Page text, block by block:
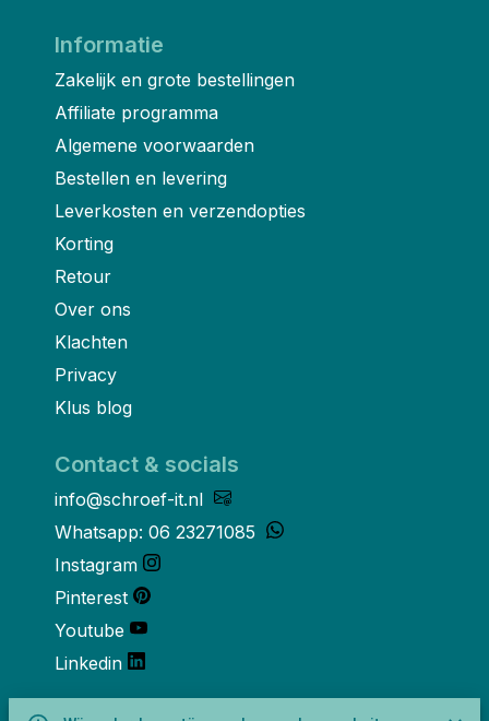
Informatie
Zakelijk en grote bestellingen
Affiliate programma
Algemene voorwaarden
Bestellen en levering
Leverkosten en verzendopties
Korting
Retour
Over ons
Klachten
Privacy
Klus blog
Contact & socials
info@schroef-it.nl
Whatsapp: 06 23271085
Instagram
Pinterest
Youtube
Linkedin